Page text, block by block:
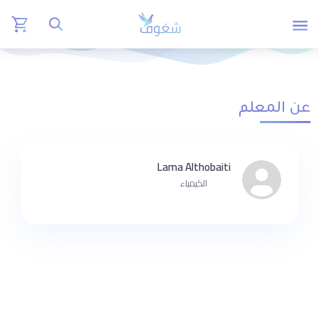
عن المعلم
Lama Althobaiti
الكيمياء